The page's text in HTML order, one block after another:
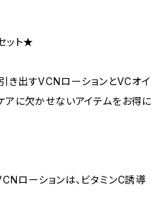
ット★
き出すVCNローションとVCオイ
アに欠かせないアイテムをお得に
ローションは、ビタミンC誘導